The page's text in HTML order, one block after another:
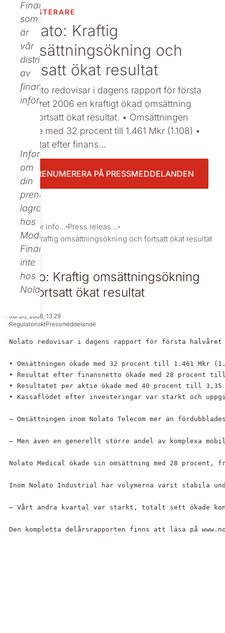
Finance,
som
är
vår
distributör
av
finansiell
information.
Informationen
om
din
prenumeration
lagras
hos
Modular
Finance,
inte
hos
Nolato.
INVESTERARE
Nolato: Kraftig
omsättningsökning och
fortsatt ökat resultat
: Nolato redovisar i dagens rapport för första
halvåret 2006 en kraftigt ökad omsättning
och fortsatt ökat resultat. • Omsättningen
ökade med 32 procent till 1.461 Mkr (1.108) •
Resultat efter finans...
PRENUMERERA PÅ PRESSMEDDELANDEN
Investor information
Press releases
Nolato: Kraftig omsättningsökning och fortsatt ökat resultat
Nolato: Kraftig omsättningsökning
och fortsatt ökat resultat
Jul 20, 2006, 13:29
RegulatorisktPressmeddelande
Nolato redovisar i dagens rapport för första
• Omsättningen ökade med 32 procent till 1.461 Mkr
• Resultat efter finansnetto ökade med 28 procent
• Resultatet per aktie ökade med 40 procent till
• Kassaflödet efter investeringar var starkt och
– Omsättningen inom Nolato Telecom mer än
– Men även en generellt större andel av komplexa
Nolato Medical ökade sin omsättning med 28
Inom Nolato Industrial har volymerna varit stabila
– Vårt andra kvartal var starkt, totalt sett ökade
Den kompletta delårsrapporten finns att läsa på